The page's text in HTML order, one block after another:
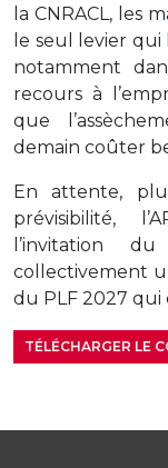
la CNRACL, les
le seul levier
notamment
recours à
que
demain coûter
En attente,
prévisibilité,
l’invitation
collectivement
du PLF 2027 qui
TÉLÉCHARGER LE